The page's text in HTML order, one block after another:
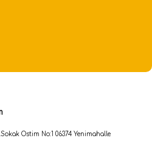
Ostim No:1 06374 Yenimahalle